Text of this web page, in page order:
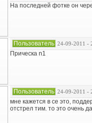
На последней фотке он
Пользователь 24-09-2011 -
Прическа n1
Пользователь 24-09-2011 -
мне кажется в се это,
отстрел тим. то это очень